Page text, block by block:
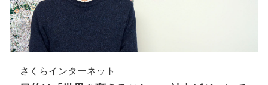
さくらインターネット